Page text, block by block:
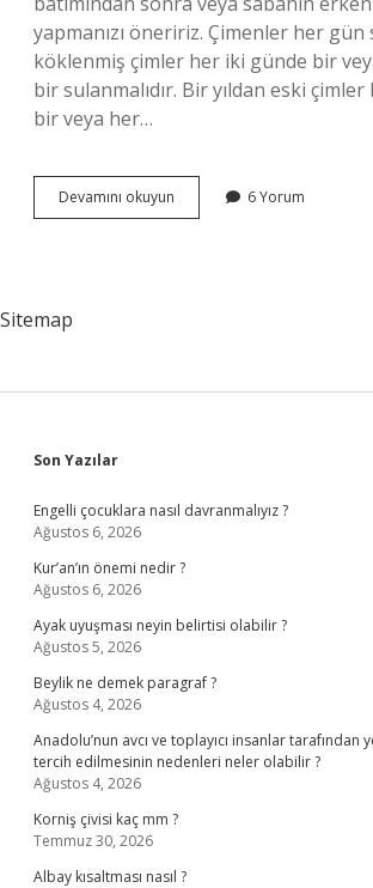
yapmanızı öneririz. Çimenler her gün
köklenmiş çimler her iki günde bir
bir sulanmalıdır. Bir yıldan eski
bir veya her…
Devamını okuyun
Kaç
6 Yorum
Sitemap
Sidebar
Son Yazılar
Engelli çocuklara nasıl davranmalıyız ?
Ağustos 6, 2026
Kur’an’ın önemi nedir ?
Ağustos 6, 2026
Ayak uyuşması neyin belirtisi olabilir ?
Ağustos 5, 2026
Beylik ne demek paragraf ?
Ağustos 4, 2026
Anadolu’nun avcı ve toplayıcı insanlar
tercih edilmesinin nedenleri neler olabilir ?
Ağustos 4, 2026
Korniş çivisi kaç mm ?
Temmuz 30, 2026
Albay kısaltması nasıl ?